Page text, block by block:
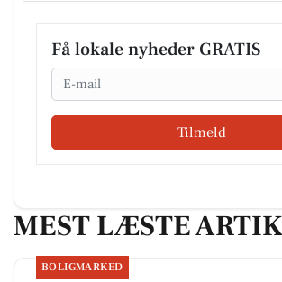
Få lokale nyheder GRATIS
Email
Tilmeld
MEST LÆSTE
BOLIGMARKED